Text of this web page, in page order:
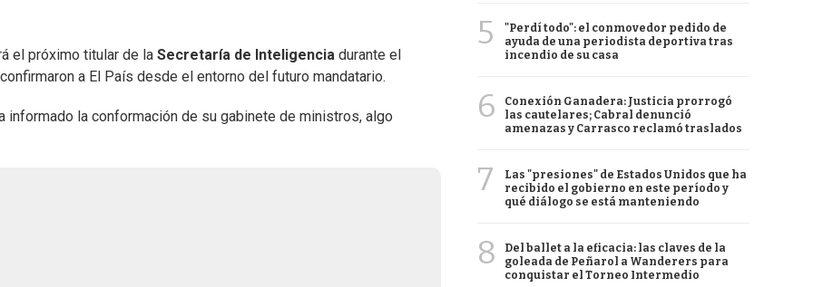
el próximo titular de la Secretaría de Inteligencia durante el
a El País desde el entorno del futuro mandatario.
informado la conformación de su gabinete de ministros, algo
5
"Perdí todo": el conmovedor pedido de
ayuda de una periodista deportiva tras
incendio de su casa
6
Conexión Ganadera: Justicia prorrogó
las cautelares; Cabral denunció
amenazas y Carrasco reclamó traslados
7
Las "presiones" de Estados Unidos que ha
recibido el gobierno en este período y
qué diálogo se está manteniendo
8
Del ballet a la eficacia: las claves de la
goleada de Peñarol a Wanderers para
conquistar el Torneo Intermedio